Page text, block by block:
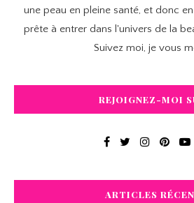
une peau en pleine santé, et donc
prête à entrer dans l'univers de la
Suivez moi, je vous
REJOIGNEZ-MOI
ARTICLES